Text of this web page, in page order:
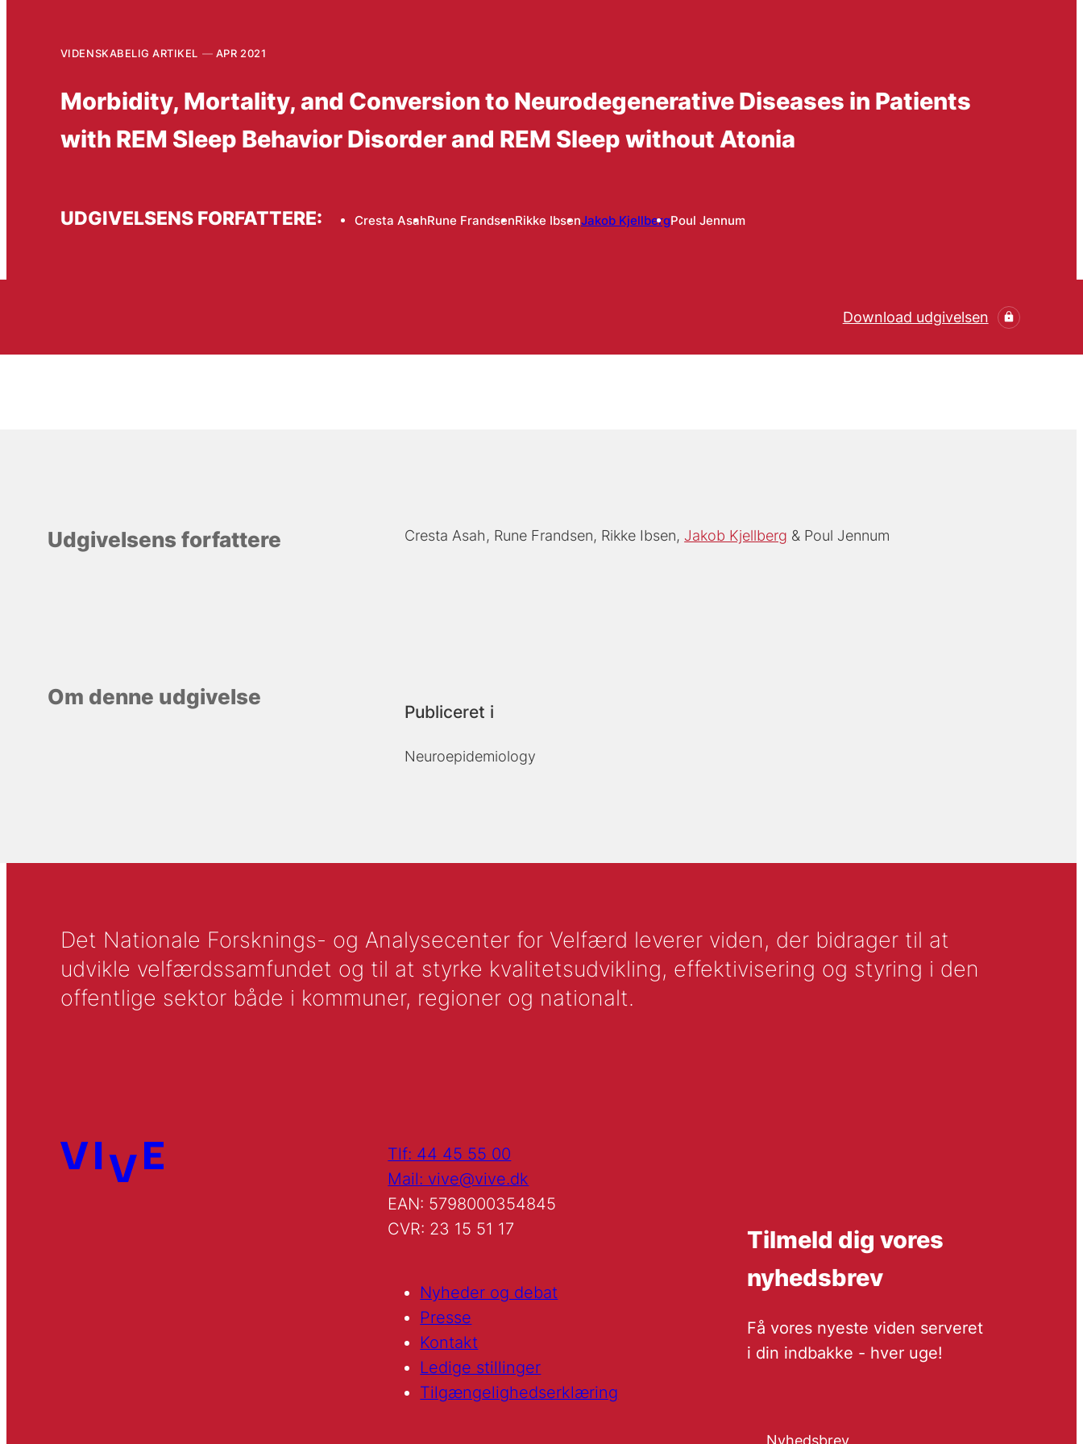
VIDENSKABELIG ARTIKEL APR 2021
Morbidity, Mortality, and Conversion to Neurodegenerative Diseases in Patients
with REM Sleep Behavior Disorder and REM Sleep without Atonia
UDGIVELSENS FORFATTERE: Cresta AsahRune FrandsenRikke IbsenJakob KjellbergPoul Jennum
Download udgivelsen
Udgivelsens forfattere Cresta Asah Rune Frandsen Rikke Ibsen Jakob Kjellberg Poul Jennum
Om denne udgivelse
Publiceret i
Neuroepidemiology
Det Nationale Forsknings- og Analysecenter for Velfærd leverer viden, der bidrager til at
udvikle velfærdssamfundet og til at styrke kvalitetsudvikling, effektivisering og styring i den
offentlige sektor både i kommuner, regioner og nationalt.
Tlf: 44 45 55 00
Mail: vive@vive.dk
EAN: 5798000354845
CVR: 23 15 51 17
Nyheder og debat
Presse
Kontakt
Ledige stillinger
Tilgængelighedserklæring
Tilmeld dig vores
nyhedsbrev
Få vores nyeste viden serveret
i din indbakke - hver uge!
Nyhedsbrev